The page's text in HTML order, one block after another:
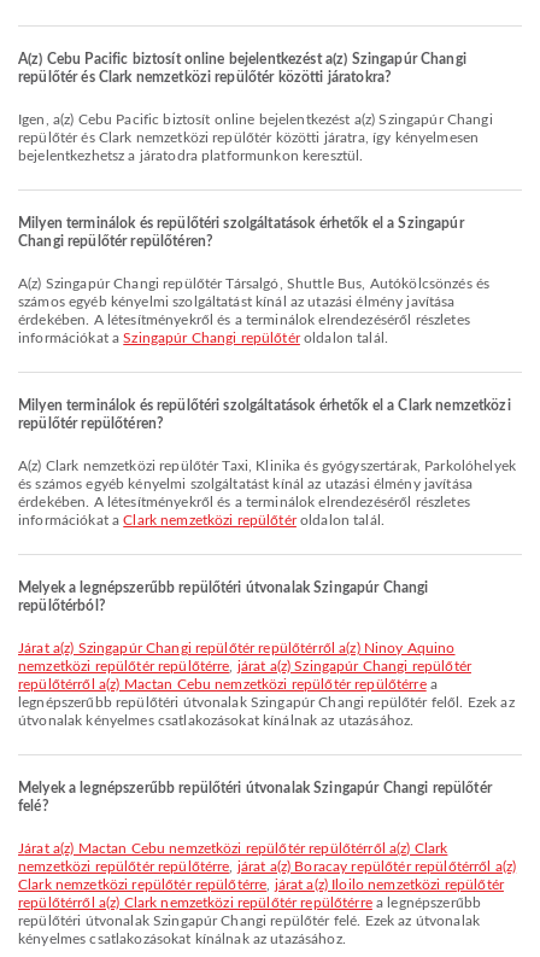
A(z) Cebu Pacific biztosít online bejelentkezést a(z) Szingapúr Changi
repülőtér és Clark nemzetközi repülőtér közötti járatokra?
Igen, a(z) Cebu Pacific biztosít online bejelentkezést a(z) Szingapúr Changi
repülőtér és Clark nemzetközi repülőtér közötti járatra, így kényelmesen
bejelentkezhetsz a járatodra platformunkon keresztül.
Milyen terminálok és repülőtéri szolgáltatások érhetők el a Szingapúr
Changi repülőtér repülőtéren?
A(z) Szingapúr Changi repülőtér Társalgó, Shuttle Bus, Autókölcsönzés és
számos egyéb kényelmi szolgáltatást kínál az utazási élmény javítása
érdekében. A létesítményekről és a terminálok elrendezéséről részletes
információkat aSzingapúr Changi repülőtéroldalon talál.
Milyen terminálok és repülőtéri szolgáltatások érhetők el a Clark nemzetközi
repülőtér repülőtéren?
A(z) Clark nemzetközi repülőtér Taxi, Klinika és gyógyszertárak, Parkolóhelyek
és számos egyéb kényelmi szolgáltatást kínál az utazási élmény javítása
érdekében. A létesítményekről és a terminálok elrendezéséről részletes
információkat aClark nemzetközi repülőtéroldalon talál.
Melyek a legnépszerűbb repülőtéri útvonalak Szingapúr Changi
repülőtérból?
járat a(z) Szingapúr Changi repülőtér repülőtérről a(z) Ninoy Aquino
nemzetközi repülőtér repülőtérre járat a(z) Szingapúr Changi repülőtér
repülőtérről a(z) Mactan Cebu nemzetközi repülőtér repülőtérrea
legnépszerűbb repülőtéri útvonalak Szingapúr Changi repülőtér felől. Ezek az
útvonalak kényelmes csatlakozásokat kínálnak az utazásához.
Melyek a legnépszerűbb repülőtéri útvonalak Szingapúr Changi repülőtér
felé?
járat a(z) Mactan Cebu nemzetközi repülőtér repülőtérről a(z) Clark
nemzetközi repülőtér repülőtérre járat a(z) Boracay repülőtér repülőtérről a(z)
Clark nemzetközi repülőtér repülőtérre járat a(z) Iloilo nemzetközi repülőtér
repülőtérről a(z) Clark nemzetközi repülőtér repülőtérrea legnépszerűbb
repülőtéri útvonalak Szingapúr Changi repülőtér felé. Ezek az útvonalak
kényelmes csatlakozásokat kínálnak az utazásához.